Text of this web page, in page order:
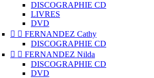
DISCOGRAPHIE CD
LIVRES
DVD
  FERNANDEZ Cathy
DISCOGRAPHIE CD
  FERNANDEZ Nilda
DISCOGRAPHIE CD
DVD